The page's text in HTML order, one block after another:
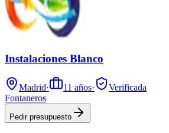
Instalaciones Blanco
Madrid· 11 años·
Verificada
Fontaneros
Pedir presupuesto